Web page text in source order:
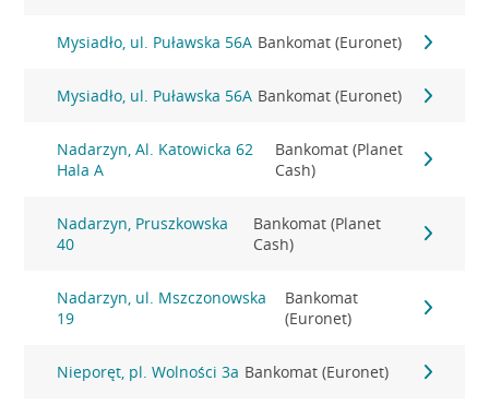
Mysiadło, ul. Puławska 56A Bankomat (Euronet)
Mysiadło, ul. Puławska 56A Bankomat (Euronet)
Nadarzyn, Al. Katowicka 62
Hala A
Bankomat (Planet
Cash)
Nadarzyn, Pruszkowska
40
Bankomat (Planet
Cash)
Nadarzyn, ul. Mszczonowska
19
Bankomat
(Euronet)
Nieporęt, pl. Wolności 3a Bankomat (Euronet)